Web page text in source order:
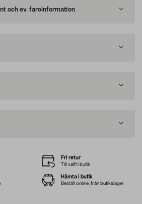
och ev. faroinformation
Fri retur
Till valfri butik
Hämta i butik
Beställ online, från butikslager